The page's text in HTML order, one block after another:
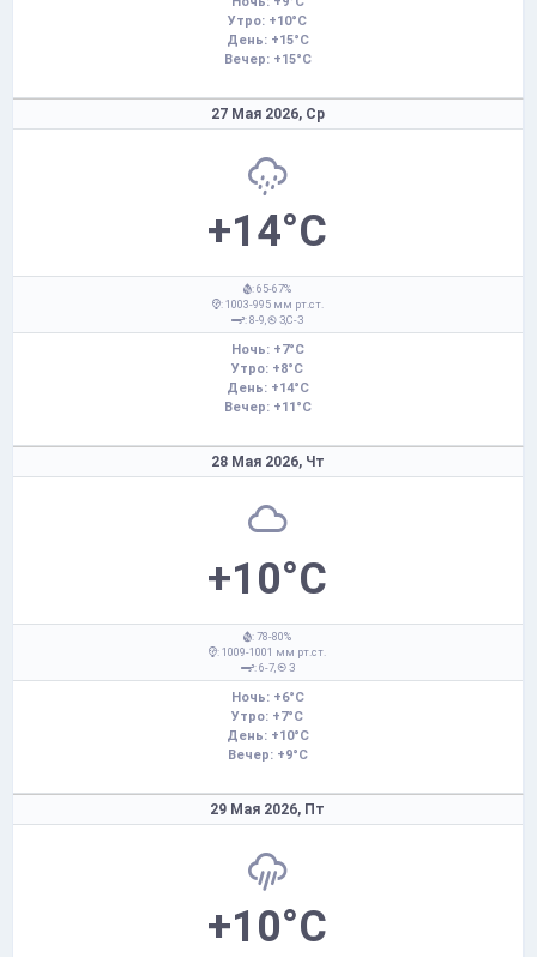
Утро: +10°C
День: +15°C
Вечер: +15°C
27 Мая 2026, Ср
+14°C
: 65-67%
: 1003-995 мм рт.ст.
: 8-9,
З,С-З
Ночь: +7°C
Утро: +8°C
День: +14°C
Вечер: +11°C
28 Мая 2026, Чт
+10°C
: 78-80%
: 1009-1001 мм рт.ст.
: 6-7,
З
Ночь: +6°C
Утро: +7°C
День: +10°C
Вечер: +9°C
29 Мая 2026, Пт
+10°C